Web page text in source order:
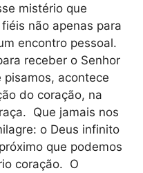
mistério que
não apenas para
encontro pessoal.
receber o Senhor
pisamos, acontece
do coração, na
Que jamais nos
o Deus infinito
que podemos
coração. O